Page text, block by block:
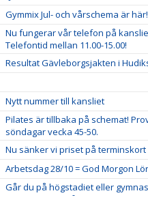
Gymmix Jul- och vårschema är här!
Nu fungerar vår telefon på
Telefontid mellan 11.00-15.00!
Resultat Gävleborgsjakten i
Nytt nummer till kansliet
Pilates är tillbaka på schemat!
söndagar vecka 45-50.
Nu sänker vi priset på terminskort
Arbetsdag 28/10 = God Morgon
Går du på högstadiet eller
gratis hos oss på höstlovet.